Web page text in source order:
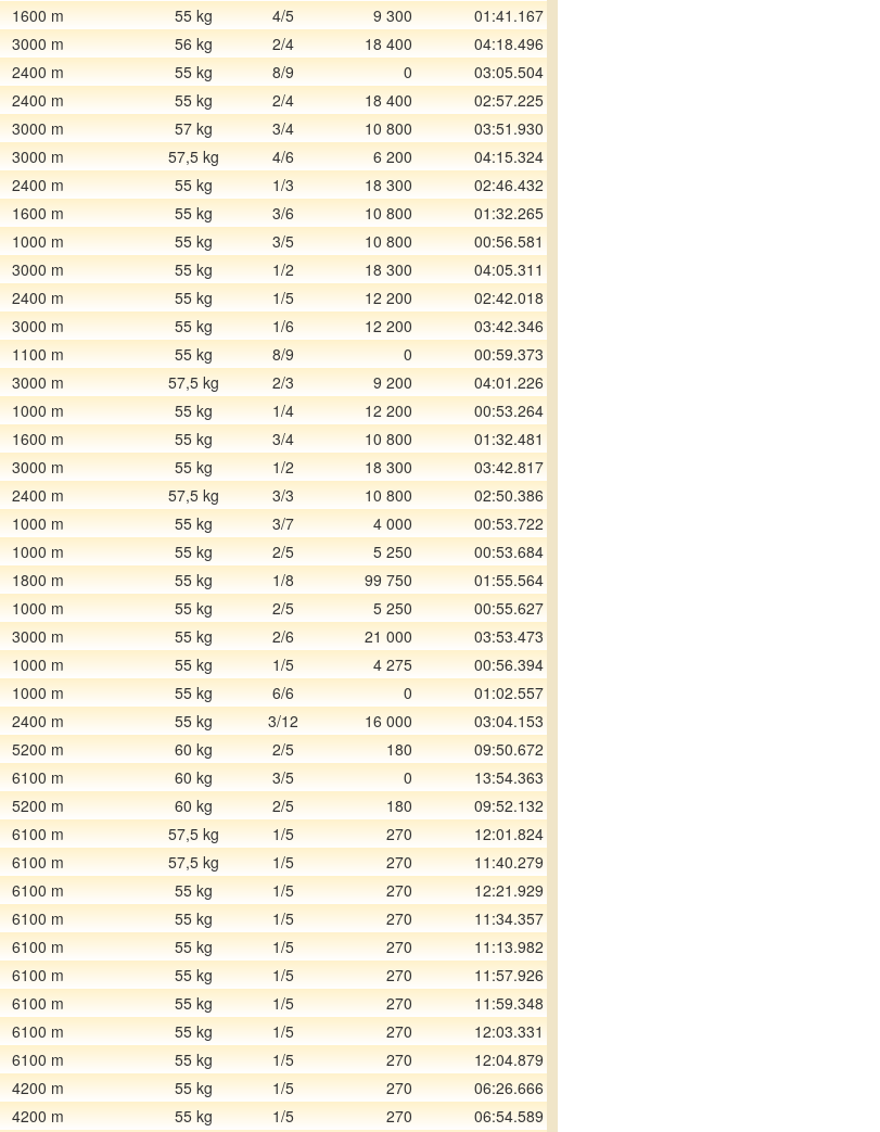
1600 m 55 kg 4/5 9 300
01:41.167
3000 m 56 kg 2/4 18 400
04:18.496
2400 m 55 kg 8/9 0
03:05.504
2400 m 55 kg 2/4 18 400
02:57.225
3000 m 57 kg 3/4 10 800
03:51.930
3000 m 57,5 kg 4/6 6 200
04:15.324
2400 m 55 kg 1/3 18 300
02:46.432
1600 m 55 kg 3/6 10 800
01:32.265
1000 m 55 kg 3/5 10 800
00:56.581
3000 m 55 kg 1/2 18 300
04:05.311
2400 m 55 kg 1/5 12 200
02:42.018
3000 m 55 kg 1/6 12 200
03:42.346
1100 m 55 kg 8/9 0
00:59.373
3000 m 57,5 kg 2/3 9 200
04:01.226
1000 m 55 kg 1/4 12 200
00:53.264
1600 m 55 kg 3/4 10 800
01:32.481
3000 m 55 kg 1/2 18 300
03:42.817
2400 m 57,5 kg 3/3 10 800
02:50.386
1000 m 55 kg 3/7 4 000
00:53.722
1000 m 55 kg 2/5 5 250
00:53.684
1800 m 55 kg 1/8 99 750
01:55.564
1000 m 55 kg 2/5 5 250
00:55.627
3000 m 55 kg 2/6 21 000
03:53.473
1000 m 55 kg 1/5 4 275
00:56.394
1000 m 55 kg 6/6 0
01:02.557
2400 m 55 kg 3/12 16 000
03:04.153
5200 m 60 kg 2/5 180
09:50.672
6100 m 60 kg 3/5 0
13:54.363
5200 m 60 kg 2/5 180
09:52.132
6100 m 57,5 kg 1/5 270
12:01.824
6100 m 57,5 kg 1/5 270
11:40.279
6100 m 55 kg 1/5 270
12:21.929
6100 m 55 kg 1/5 270
11:34.357
6100 m 55 kg 1/5 270
11:13.982
6100 m 55 kg 1/5 270
11:57.926
6100 m 55 kg 1/5 270
11:59.348
6100 m 55 kg 1/5 270
12:03.331
6100 m 55 kg 1/5 270
12:04.879
4200 m 55 kg 1/5 270
06:26.666
4200 m 55 kg 1/5 270
06:54.589